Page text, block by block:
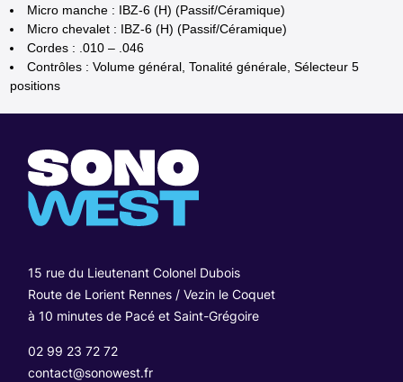
Micro manche : IBZ-6 (H) (Passif/Céramique)
Micro chevalet : IBZ-6 (H) (Passif/Céramique)
Cordes : .010 – .046
Contrôles : Volume général, Tonalité générale, Sélecteur 5
positions
15 rue du Lieutenant Colonel Dubois
Route de Lorient Rennes / Vezin le Coquet
à 10 minutes de Pacé et Saint-Grégoire
02 99 23 72 72
contact@sonowest.fr